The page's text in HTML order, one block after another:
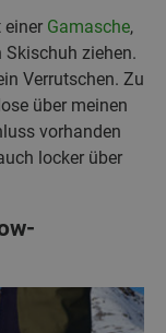
einer Gamasche,
ziehen.
Verrutschen. Zu
über meinen
vorhanden
locker über